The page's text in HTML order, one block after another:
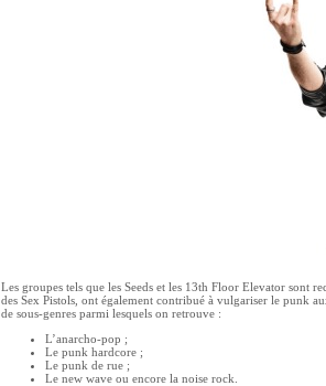
Les groupes tels que les Seeds et les 13th Floor Elevator sont
des Sex Pistols, ont également contribué à vulgariser le punk
de sous-genres parmi lesquels on retrouve :
L’anarcho-pop ;
Le punk hardcore ;
Le punk de rue ;
Le new wave ou encore la noise rock.